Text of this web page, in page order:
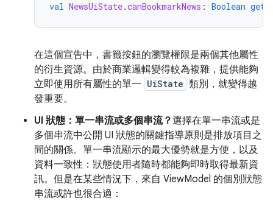
val NewsUiState.canBookmarkNews : Boolean get
在這個宣告中，書籤按鈕的瀏覽權限是兩個其他屬性
的衍生資源。由於商業邏輯變得較為複雜，提供能夠
立即使用所有屬性的單一 UiState 類別，就變得越
發重要。
UI 狀態：單一串流或多個串流？選擇在單一串流或是
多個串流中公開 UI 狀態的關鍵指導原則是排放項目之
間的關係。單一串流顯示的最大優勢就是方便，以及
資料一致性：狀態使用者隨時都能夠即時取得最新資
訊。但是在某些情況下，來自 ViewModel 的個別狀態
串流或許也很合適：